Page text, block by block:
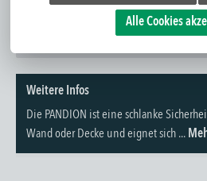
Weitere Infos
Die PANDION ist eine schlanke
Wand oder Decke und eignet sich ...
Alle Cookies